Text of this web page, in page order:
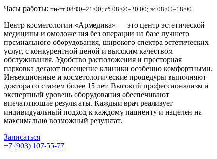
Часы работы: пн-пт 08:00–21:00; сб 08:00–20:00; вс 08:00–18:00
Центр косметологии «Армедика» — это центр эстетической
медицины и омоложения без операции на базе лучшего
премиального оборудования, широкого спектра эстетических
услуг, с конкурентной ценой и высоким качеством
обслуживания. Удобство расположения и просторная
парковка делают посещение клиники особенно комфортными.
Инъекционные и косметологические процедуры выполняют
доктора со стажем более 15 лет. Высокий профессионализм и
экспертный уровень оборудования обеспечивают
впечатляющие результаты. Каждый врач реализует
индивидуальный подход к каждому пациенту и нацелен на
максимально возможный результат.
Записаться
+7 (903) 107-55-77